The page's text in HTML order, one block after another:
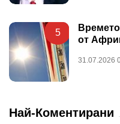
5
от
31.07.2026
Най-Коментирани